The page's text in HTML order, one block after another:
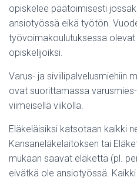
opiskelee päätoimisesti
ansiotyössä eikä työtön.
työvoimakoulutuksessa
opiskelijoiksi.
Varus- ja siviilipalvelusmiehiin
ovat suorittamassa
viimeisellä viikolla.
Eläkeläisiksi katsotaan kaikki
Kansaneläkelaitoksen tai
mukaan saavat eläkettä (pl.
eivätkä ole ansiotyössä.